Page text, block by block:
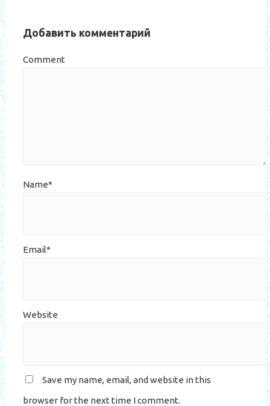
Добавить комментарий
Comment
Name*
Email*
Website
Save my name, email, and website in this
browser for the next time I comment.